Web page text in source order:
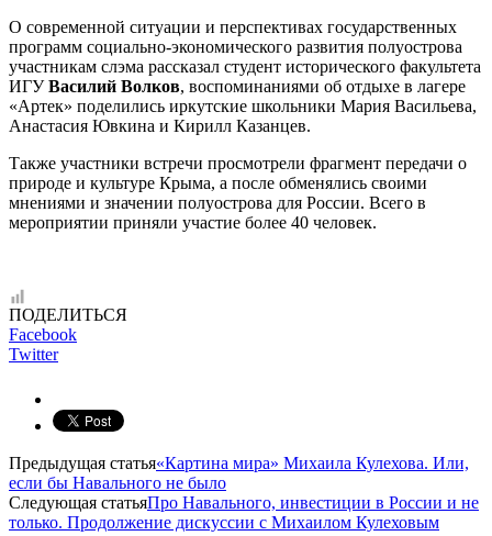
О современной ситуации и перспективах государственных
программ социально-экономического развития полуострова
участникам слэма рассказал студент исторического факультета
ИГУВасилий Волков, воспоминаниями об отдыхе в лагере
«Артек» поделились иркутские школьники Мария Васильева,
Анастасия Ювкина и Кирилл Казанцев.
Также участники встречи просмотрели фрагмент передачи о
природе и культуре Крыма, а после обменялись своими
мнениями и значении полуострова для России. Всего в
мероприятии приняли участие более 40 человек.
ПОДЕЛИТЬСЯ
Facebook
Twitter
Предыдущая статья«Картина мира» Михаила Кулехова. Или,
если бы Навального не было
Следующая статьяПро Навального, инвестиции в России и не
только. Продолжение дискуссии с Михаилом Кулеховым